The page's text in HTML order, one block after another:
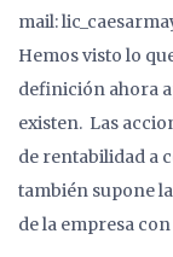
mail:
Hemos visto lo
definición ahora
existen. Las
de rentabilidad a
también supone
de la empresa